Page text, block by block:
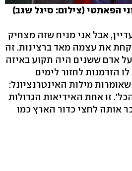
הפאתטי (צילום: סיגל שגב)
אבל אני מניח שזה מצחיק
את עצמה מאד ברצינות. זה
אדם ששנים היה תקוע באיזה
הזדמנות לחזור לימים
מילות האינטרנציונל:
זו אחת האידיאות הגדולות
אותה לחצי כדור הארץ כמו